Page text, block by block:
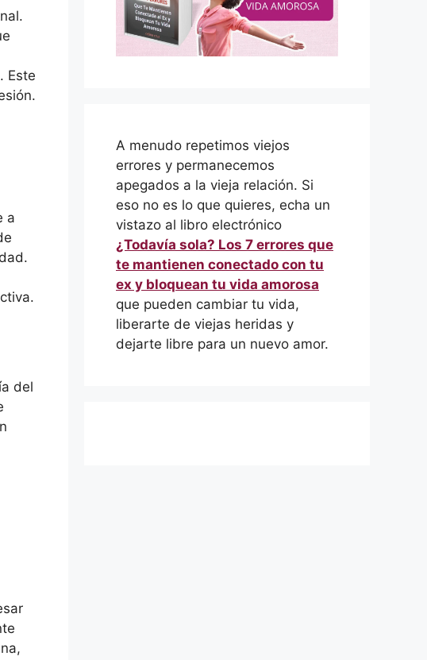
Este
a
del
A menudo repetimos viejos
errores y permanecemos
apegados a la vieja relación. Si
eso no es lo que quieres, echa un
vistazo al libro electrónico
¿Todavía sola? Los 7 errores que
te mantienen conectado con tu
ex y bloquean tu vida amorosa
que pueden cambiar tu vida,
liberarte de viejas heridas y
dejarte libre para un nuevo amor.